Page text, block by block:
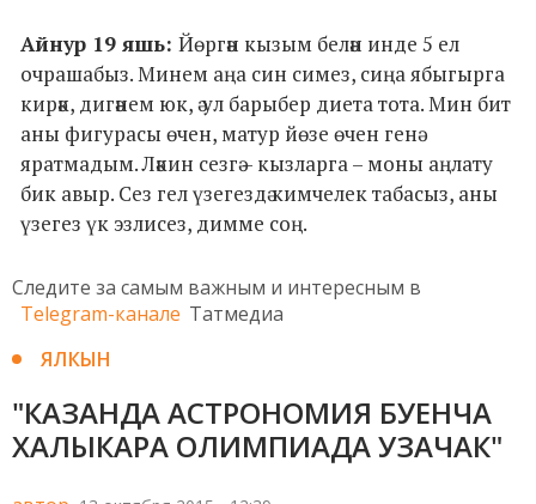
Айнур 19 яшь: Йөргән кызым белән инде 5 ел
очрашабыз. Минем аңа син симез, сиңа ябыгырга
кирәк, дигәнем юк, ә ул барыбер диета тота. Мин бит
аны фигурасы өчен, матур йөзе өчен генә
яратмадым. Ләкин сезгә – кызларга – моны аңлату
бик авыр. Сез гел үзегездә кимчелек табасыз, аны
үзегез үк эзлисез, димме соң.
Следите за самым важным и интересным в
Telegram-канале Татмедиа
ЯЛКЫН
"КАЗАНДА АСТРОНОМИЯ БУЕНЧА
ХАЛЫКАРА ОЛИМПИАДА УЗАЧАК"